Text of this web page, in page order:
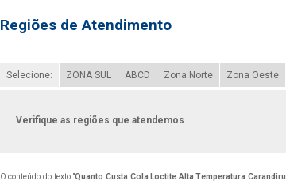
Regiões de Atendimento
Selecione: ZONA SUL ABCD Zona Norte Zona Oeste
Verifique as regiões que atendemos
O conteúdo do texto "Quanto Custa Cola Loctite Alta Temperatura Carandiru